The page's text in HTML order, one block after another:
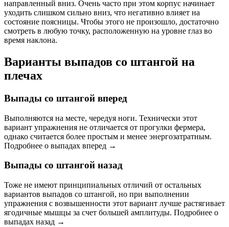
направленный вниз. Очень часто при этом корпус начинает
уходить слишком сильно вниз, что негативно влияет на
состояние поясницы. Чтобы этого не произошло, достаточно
смотреть в любую точку, расположенную на уровне глаз во
время наклона.
Варианты выпадов со штангой на
плечах
Выпады со штангой вперед
Выполняются на месте, чередуя ноги. Технически этот
вариант упражнения не отличается от прогулки фермера,
однако считается более простым и менее энергозатратным.
Подробнее о выпадах вперед →
Выпады со штангой назад
Тоже не имеют принципиальных отличий от остальных
вариантов выпадов со штангой, но при выполнении
упражнения с возвышенности этот вариант лучше растягивает
ягодичные мышцы за счет большей амплитуды. Подробнее о
выпадах назад →